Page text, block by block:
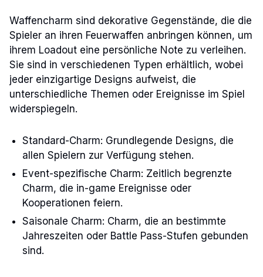
Waffencharm sind dekorative Gegenstände, die die
Spieler an ihren Feuerwaffen anbringen können, um
ihrem Loadout eine persönliche Note zu verleihen.
Sie sind in verschiedenen Typen erhältlich, wobei
jeder einzigartige Designs aufweist, die
unterschiedliche Themen oder Ereignisse im Spiel
widerspiegeln.
Standard-Charm: Grundlegende Designs, die
allen Spielern zur Verfügung stehen.
Event-spezifische Charm: Zeitlich begrenzte
Charm, die in-game Ereignisse oder
Kooperationen feiern.
Saisonale Charm: Charm, die an bestimmte
Jahreszeiten oder Battle Pass-Stufen gebunden
sind.